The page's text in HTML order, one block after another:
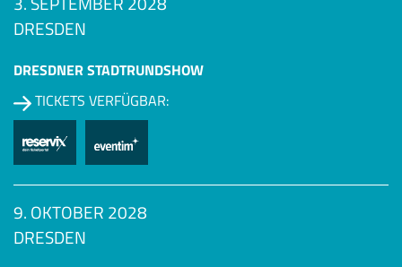
DRESDEN
DRESDNER STADTRUNDSHOW
TICKETS VERFÜGBAR:
9. OKTOBER 2028
DRESDEN